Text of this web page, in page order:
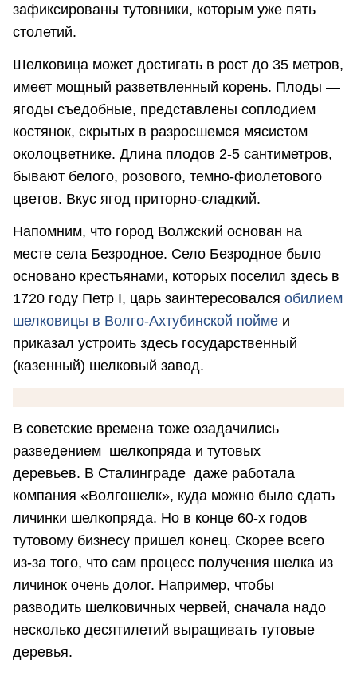
зафиксированы тутовники, которым уже пять
столетий.
Шелковица может достигать в рост до 35 метров,
имеет мощный разветвленный корень. Плоды —
ягоды съедобные, представлены соплодием
костянок, скрытых в разросшемся мясистом
околоцветнике. Длина плодов 2-5 сантиметров,
бывают белого, розового, темно-фиолетового
цветов. Вкус ягод приторно-сладкий.
Напомним, что город Волжский основан на
месте села Безродное. Село Безродное было
основано крестьянами, которых поселил здесь в
1720 году Петр I, царь заинтересовался обилием
шелковицы в Волго-Ахтубинской пойме и
приказал устроить здесь государственный
(казенный) шелковый завод.
В советские времена тоже озадачились
разведением шелкопряда и тутовых
деревьев. В Сталинграде даже работала
компания «Волгошелк», куда можно было сдать
личинки шелкопряда. Но в конце 60-х годов
тутовому бизнесу пришел конец. Скорее всего
из-за того, что сам процесс получения шелка из
личинок очень долог. Например, чтобы
разводить шелковичных червей, сначала надо
несколько десятилетий выращивать тутовые
деревья.